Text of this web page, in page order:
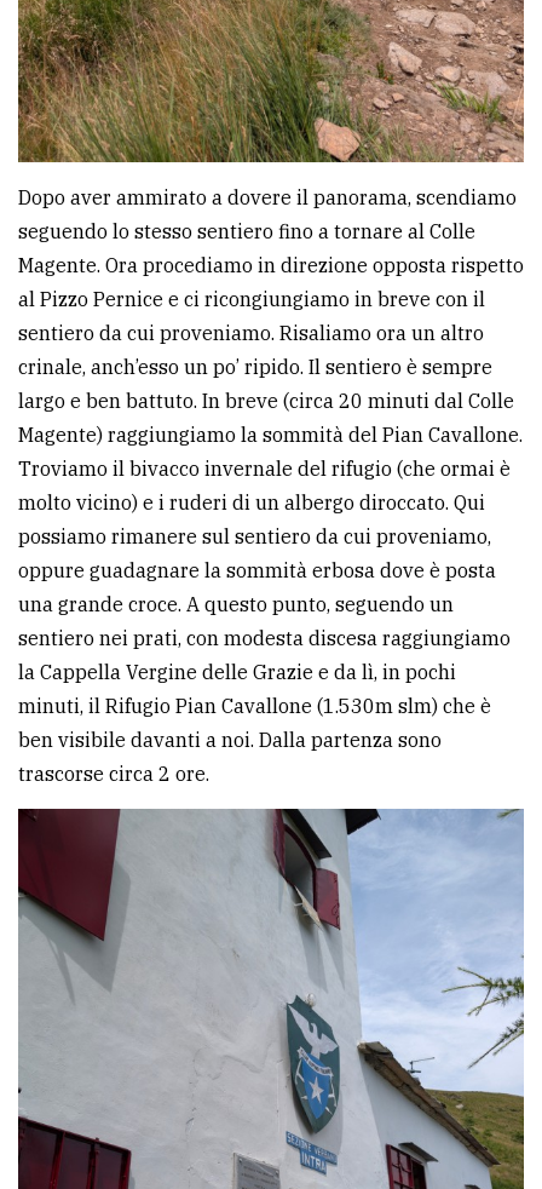
Dopo aver ammirato a dovere il panorama, scendiamo
seguendo lo stesso sentiero fino a tornare al Colle
Magente. Ora procediamo in direzione opposta rispetto
al Pizzo Pernice e ci ricongiungiamo in breve con il
sentiero da cui proveniamo. Risaliamo ora un altro
crinale, anch’esso un po’ ripido. Il sentiero è sempre
largo e ben battuto. In breve (circa 20 minuti dal Colle
Magente) raggiungiamo la sommità del Pian Cavallone.
Troviamo il bivacco invernale del rifugio (che ormai è
molto vicino) e i ruderi di un albergo diroccato. Qui
possiamo rimanere sul sentiero da cui proveniamo,
oppure guadagnare la sommità erbosa dove è posta
una grande croce. A questo punto, seguendo un
sentiero nei prati, con modesta discesa raggiungiamo
la Cappella Vergine delle Grazie e da lì, in pochi
minuti, il Rifugio Pian Cavallone (1.530m slm) che è
ben visibile davanti a noi. Dalla partenza sono
trascorse circa 2 ore.